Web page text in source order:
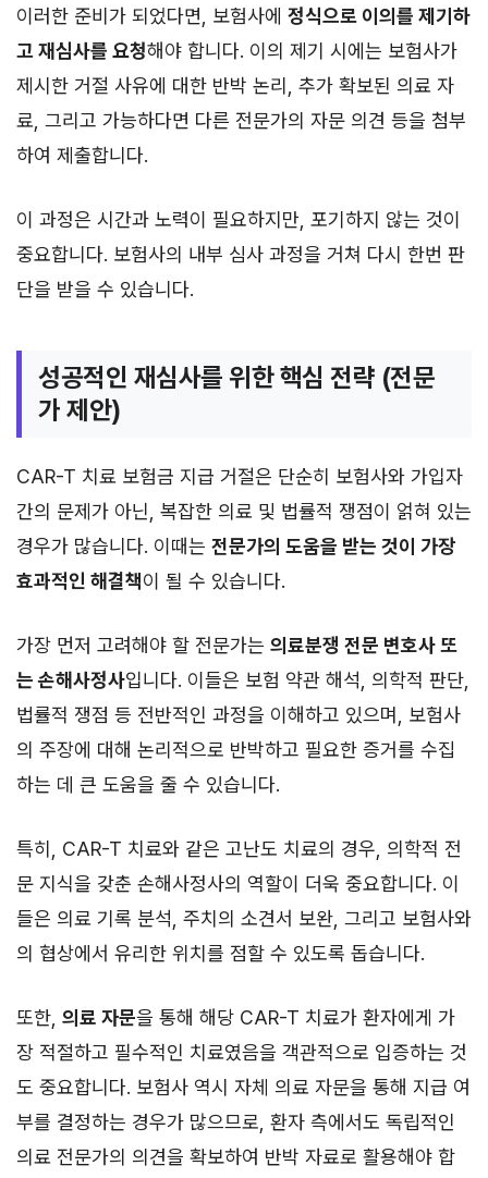
이러한 준비가 되었다면, 보험사에 정식으로 이의를 제기하
고 재심사를 요청해야 합니다. 이의 제기 시에는 보험사가
제시한 거절 사유에 대한 반박 논리, 추가 확보된 의료 자
료, 그리고 가능하다면 다른 전문가의 자문 의견 등을 첨부
하여 제출합니다.
이 과정은 시간과 노력이 필요하지만, 포기하지 않는 것이
중요합니다. 보험사의 내부 심사 과정을 거쳐 다시 한번 판
단을 받을 수 있습니다.
성공적인 재심사를 위한 핵심 전략 (전문
가 제안)
CAR-T 치료 보험금 지급 거절은 단순히 보험사와 가입자
간의 문제가 아닌, 복잡한 의료 및 법률적 쟁점이 얽혀 있는
경우가 많습니다. 이때는 전문가의 도움을 받는 것이 가장
효과적인 해결책이 될 수 있습니다.
가장 먼저 고려해야 할 전문가는 의료분쟁 전문 변호사 또
는 손해사정사입니다. 이들은 보험 약관 해석, 의학적 판단,
법률적 쟁점 등 전반적인 과정을 이해하고 있으며, 보험사
의 주장에 대해 논리적으로 반박하고 필요한 증거를 수집
하는 데 큰 도움을 줄 수 있습니다.
특히, CAR-T 치료와 같은 고난도 치료의 경우, 의학적 전
문 지식을 갖춘 손해사정사의 역할이 더욱 중요합니다. 이
들은 의료 기록 분석, 주치의 소견서 보완, 그리고 보험사와
의 협상에서 유리한 위치를 점할 수 있도록 돕습니다.
또한, 의료 자문을 통해 해당 CAR-T 치료가 환자에게 가
장 적절하고 필수적인 치료였음을 객관적으로 입증하는 것
도 중요합니다. 보험사 역시 자체 의료 자문을 통해 지급 여
부를 결정하는 경우가 많으므로, 환자 측에서도 독립적인
의료 전문가의 의견을 확보하여 반박 자료로 활용해야 합